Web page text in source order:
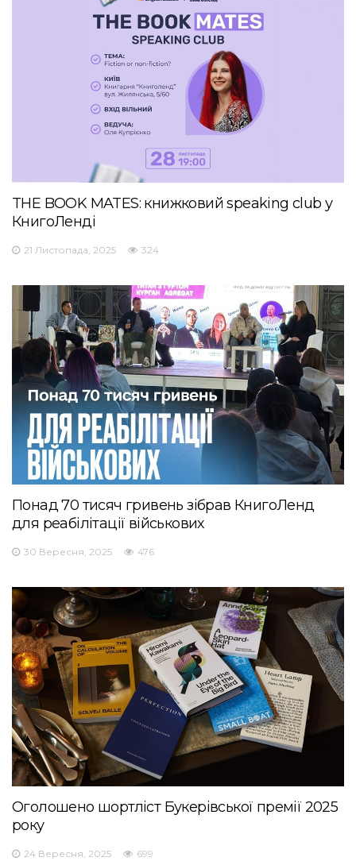
THE BOOK MATES: книжковий speaking club у
КнигоЛенді
21 Листопада, 2025 324
Понад 70 тисяч гривень зібрав КнигоЛенд
для реабілітації військових
30 Вересня, 2025 476
Оголошено шортліст Букерівської премії 2025
року
24 Вересня, 2025 699